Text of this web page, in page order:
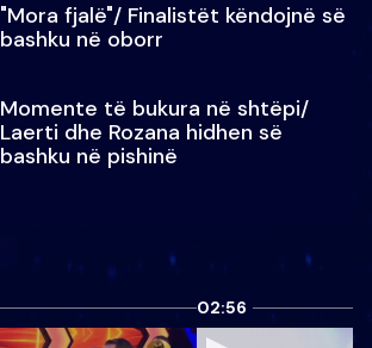
"Mora fjalë"/ Finalistët këndojnë së
bashku në oborr
Momente të bukura në shtëpi/
Laerti dhe Rozana hidhen së
bashku në pishinë
02:56